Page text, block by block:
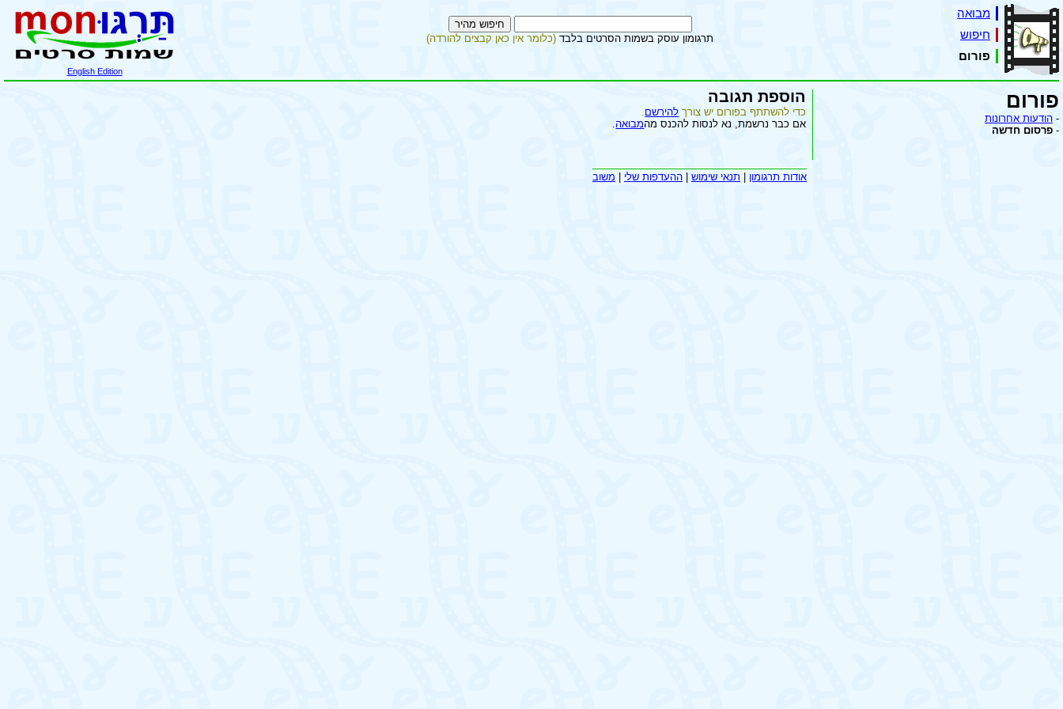
מבואה
חיפוש
פורום
תרגומון עוסק בשמות הסרטים בלבד (כלומר אין כאן קבצים להורדה)
English Edition
פורום
- הודעות אחרונות
- פרסום חדשה
הוספת תגובה
כדי להשתתף בפורום יש צורך להירשם.
אם כבר נרשמת, נא לנסות להכנס מהמבואה.
אודות תרגומון תנאי שימוש ההעדפות שלי משוב